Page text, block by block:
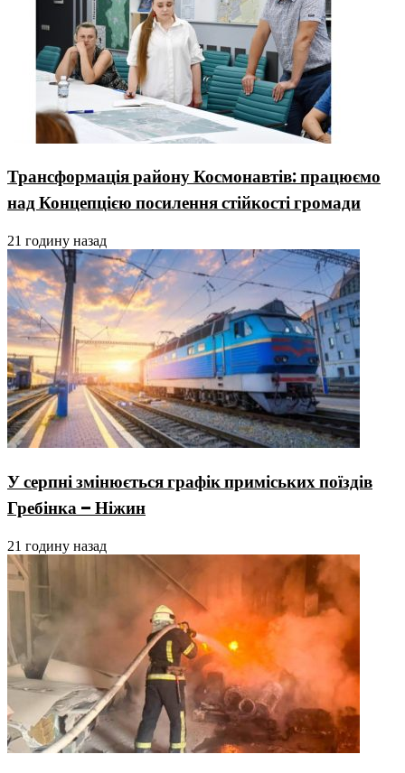
Трансформація району Космонавтів: працюємо
над Концепцією посилення стійкості громади
21 годину назад
У серпні змінюється графік приміських поїздів
Гребінка – Ніжин
21 годину назад